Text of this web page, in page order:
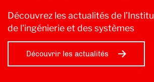
Découvrez les actualités de
de l'ingénierie et des systèmes
Découvrir les actualités